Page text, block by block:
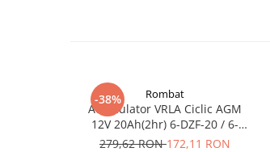
Acumulatori Moto, ATV
-38% Rombat
Acumulator VRLA Ciclic AGM
12V 20Ah(2hr) 6-DZF-20 / 6-
DZM-20 pentru biciclete
279,62 RON172,11 RON